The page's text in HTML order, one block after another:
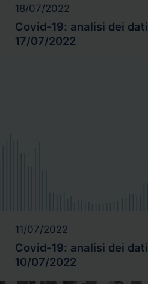
18/07/2022
Covid-19: analisi dei
17/07/2022
11/07/2022
Covid-19: analisi dei
10/07/2022